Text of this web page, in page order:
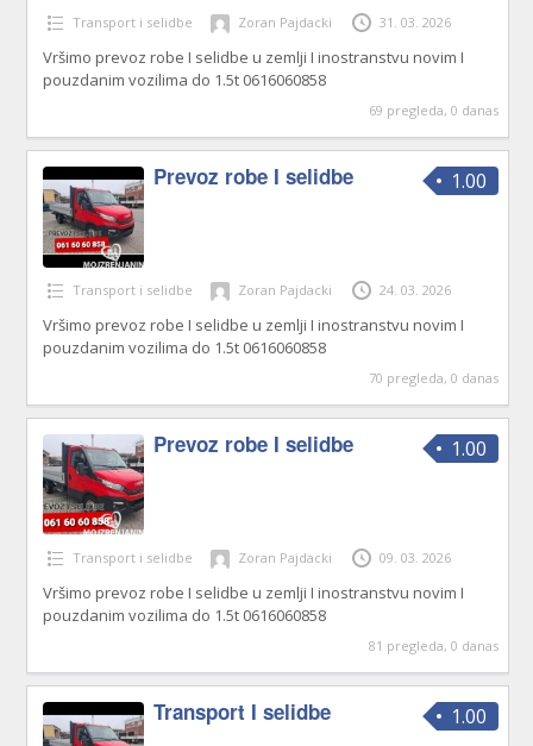
Transport i selidbe Zoran Pajdacki 31. 03. 2026
Vršimo prevoz robe I selidbe u zemlji I inostranstvu novim I
pouzdanim vozilima do 1.5t 0616060858
69 pregleda, 0 danas
1.00
Prevoz robe I selidbe
Transport i selidbe Zoran Pajdacki 24. 03. 2026
Vršimo prevoz robe I selidbe u zemlji I inostranstvu novim I
pouzdanim vozilima do 1.5t 0616060858
70 pregleda, 0 danas
1.00
Prevoz robe I selidbe
Transport i selidbe Zoran Pajdacki 09. 03. 2026
Vršimo prevoz robe I selidbe u zemlji I inostranstvu novim I
pouzdanim vozilima do 1.5t 0616060858
81 pregleda, 0 danas
1.00
Transport I selidbe